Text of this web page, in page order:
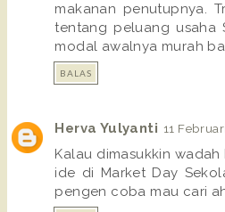
makanan penutupnya.
tentang peluang usaha
modal awalnya murah
BALAS
Herva Yulyanti 11
Kalau dimasukkin
ide di Market Day
pengen coba mau cari